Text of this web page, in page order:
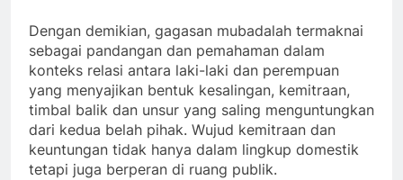
Dengan demikian, gagasan mubadalah termaknai
sebagai pandangan dan pemahaman dalam
konteks relasi antara laki-laki dan perempuan
yang menyajikan bentuk kesalingan, kemitraan,
timbal balik dan unsur yang saling menguntungkan
dari kedua belah pihak. Wujud kemitraan dan
keuntungan tidak hanya dalam lingkup domestik
tetapi juga berperan di ruang publik.